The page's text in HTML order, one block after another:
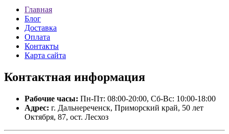
Главная
Блог
Доставка
Оплата
Контакты
Карта сайта
Контактная информация
Рабочие часы: Пн-Пт: 08:00-20:00, Сб-Вс: 10:00-18:00
Адрес: г. Дальнереченск, Приморский край, 50 лет
Октября, 87, ост. Лесхоз